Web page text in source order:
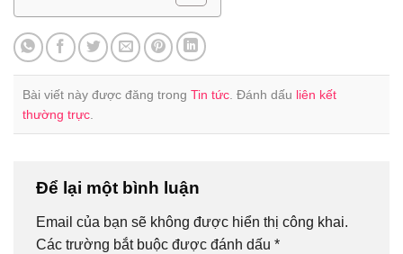
Bài viết này được đăng trong Tin tức . Đánh dấu liên kết
thường trực
Để lại một bình luận
Email của bạn sẽ không được hiển thị công khai.
Các trường bắt buộc được đánh dấu *